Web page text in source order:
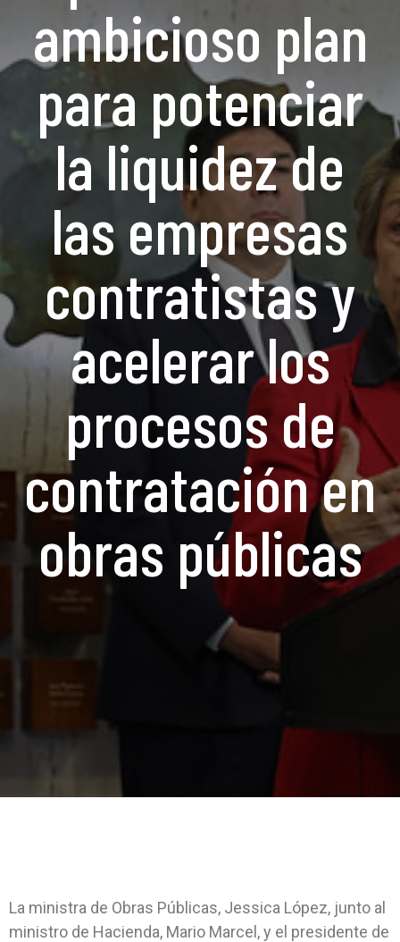
ambicioso plan
para potenciar
la liquidez de
las empresas
contratistas y
acelerar los
procesos de
contratación en
obras públicas
La ministra de Obras Públicas, Jessica López, junto al
ministro de Hacienda, Mario Marcel, y el presidente de